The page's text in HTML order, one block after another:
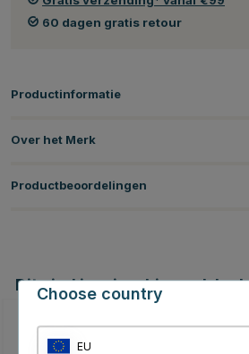
60 dagen gratis retour
Productinformatie
Over het Merk
Productbeoordelingen
Dit vind je misschien ook leuk
15
Choose country
EU